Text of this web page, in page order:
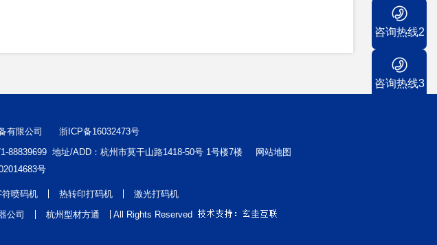
咨询热线2
咨询热线3
有限公司
浙ICP备16032473号
88839699 地址/ADD：杭州市莫干山路1418-50号 1号楼7楼
网站地图
号
符喷码机 热转印打码机
激光打码机
公司 杭州型材方通 All Rights Reserved